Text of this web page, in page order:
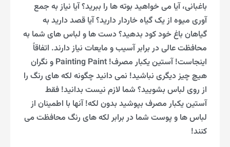
باغبانی، آیا می خواهید بوته ها را ببرید؟ آیا نیاز به جمع
آوری میوه از یک گیاه خاردار دارید؟ آیا قصد دارید به
گیاهان باغ خود کود بدهید؟ دست ها و لباس های شما به
محافظت عالی در برابر آسیب و مایعات نیاز دارند. اتفاقاً
اینجاست! آستین یکبار مصرف! Painting Paint و نگران
هیچ چیز دیگری نباشید! نمی دانید چگونه لکه های رنگ را
از روی لباس بشویید؟ شما لازم نیست بدانید! فقط
آستین یکبار مصرف بپوشید بدون لکه! آنها با اطمینان از
لباس ها و پوست شما در برابر لکه های رنگ محافظت می
کنند!